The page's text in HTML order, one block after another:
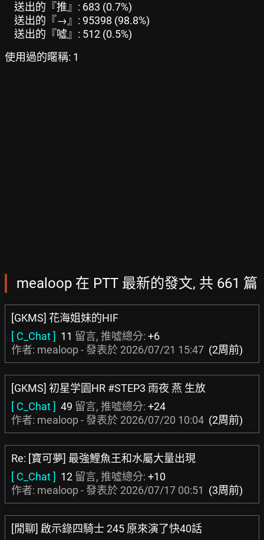
送出的『推』: 683 (0.7%)
送出的『→』: 95398 (98.8%)
送出的『噓』: 512 (0.5%)
使用過的暱稱: 1
mealoop 在 PTT 最新的發文, 共 661 篇
[GKMS] 花海姐妹的HIF
[ C_Chat ] 11 留言, 推噓總分: +6
作者: mealoop - 發表於 2026/07/21 15:47 (2周前)
[GKMS] 初星学園HR #STEP3 雨夜 燕 生放
[ C_Chat ] 49 留言, 推噓總分: +24
作者: mealoop - 發表於 2026/07/20 10:04 (2周前)
Re: [寶可夢] 最強鯉魚王和水屬大量出現
[ C_Chat ] 12 留言, 推噓總分: +10
作者: mealoop - 發表於 2026/07/17 00:51 (3周前)
[閒聊] 啟示錄四騎士 245 原來演了快40話